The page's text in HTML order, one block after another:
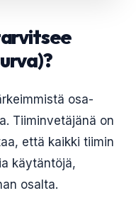
osa-
Tiiminvetäjänä on
että kaikki tiimin
käytäntöjä,
osalta.